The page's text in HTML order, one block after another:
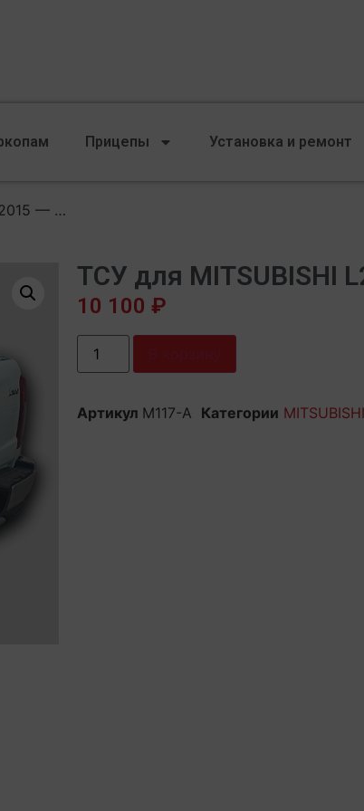
Прицепы Установка и ремонт
— …
ТСУ для MITSUBISHI
10 100 ₽
Артикул M117-A Категории MITSUBISHI